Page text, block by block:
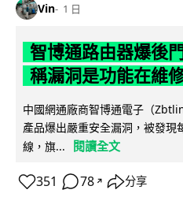
Vin 1 日
智博通路由器爆後
稱漏洞是功能在維
中國網通廠商智博通電子（
產品爆出嚴重安全漏洞，被發
線，旗...
閱讀全文
351 78 ↗ 分享